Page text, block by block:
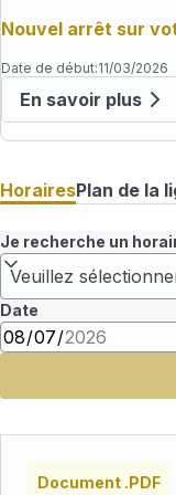
Nouvel arrêt sur
Date de début:11/03/2026
En savoir plus
HorairesPlan de la
Je recherche un
Veuillez
Date
Document .PDF